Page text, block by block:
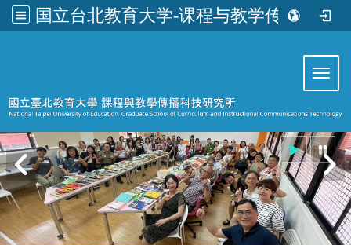
国立台北教育大学-课程与教学传播科技研究所